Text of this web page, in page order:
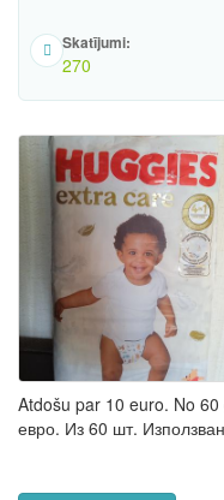
Skatījumi:
270
Atdošu par 10 euro. No
евро. Из 60 шт.